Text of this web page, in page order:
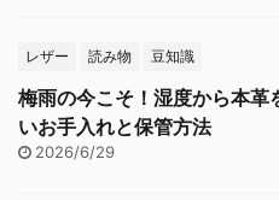
レザー 読み物 豆知識
梅雨の今こそ！湿度から本革
いお手入れと保管方法
2026/6/29